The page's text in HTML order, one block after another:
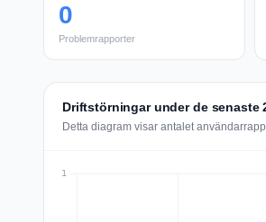
0
Problemrapporter
Driftstörningar under de senaste
Detta diagram visar antalet